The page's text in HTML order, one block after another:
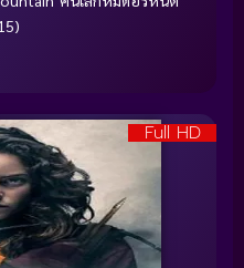
Full HD